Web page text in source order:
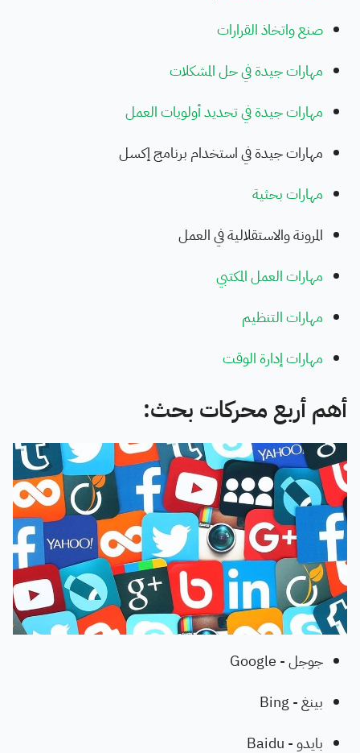
صنع واتخاذ القرارات
مهارات جيدة في حل المشكلات
مهارات جيدة في تحديد أولويات العمل
مهارات جيدة في استخدام برنامج إكسل
مهارات بحثية
المرونة والاستقلالية في العمل
مهارات العمل المكتبي
مهارات التنظيم
مهارات إدارة الوقت
أهم أربع محركات بحث:
جوجل - Google
بينغ - Bing
بايدو - Baidu